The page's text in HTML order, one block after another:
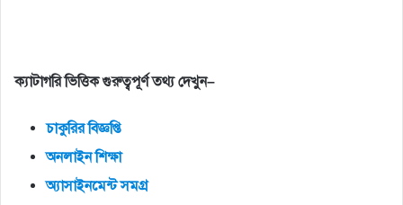
ক্যাটাগরি ভিত্তিক গুরুত্বপূর্ণ তথ্য দেখুন–
চাকুরির বিজ্ঞপ্তি
অনলাইন শিক্ষা
অ্যাসাইনমেন্ট সমগ্র